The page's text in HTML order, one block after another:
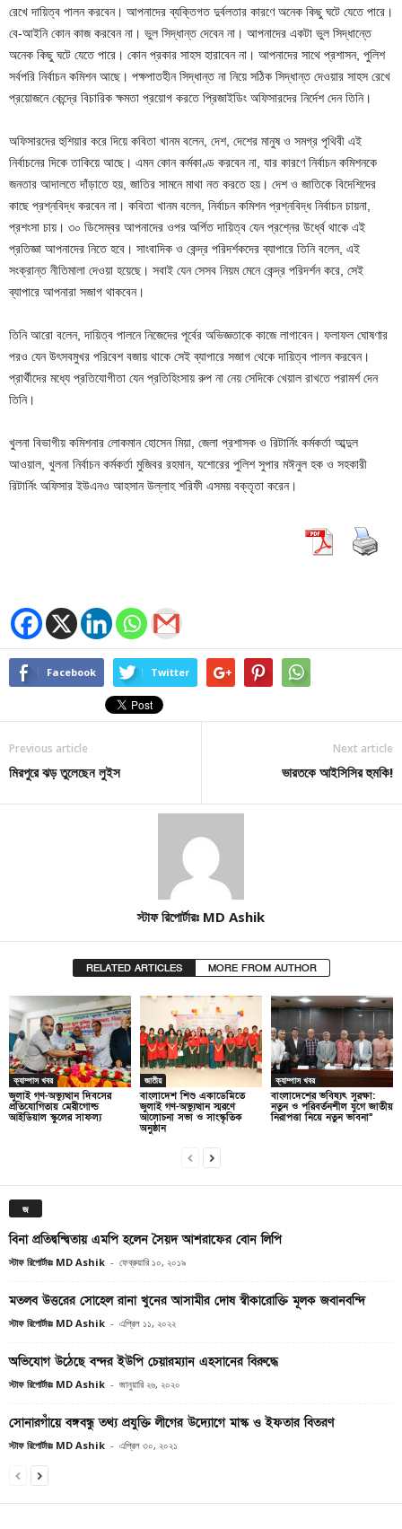
রেখে দায়িত্ব পালন করবেন। আপনাদের ব্যক্তিগত দুর্বলতার কারণে অনেক কিছু ঘটে যেতে পারে।
বে-আইনি কোন কাজ করবেন না। ভুল সিদ্ধান্ত দেবেন না। আপনাদের একটা ভুল সিদ্ধান্তে
অনেক কিছু ঘটে যেতে পারে। কোন প্রকার সাহস হারাবেন না। আপনাদের সাথে প্রশাসন, পুলিশ
সর্বপরি নির্বাচন কমিশন আছে। পক্ষপাতহীন সিদ্ধান্ত না নিয়ে সঠিক সিদ্ধান্ত দেওয়ার সাহস রেখে
প্রয়োজনে কেন্দ্রে বিচারিক ক্ষমতা প্রয়োগ করতে প্রিজাইডিং অফিসারদের নির্দেশ দেন তিনি।
অফিসারদের হুশিয়ার করে দিয়ে কবিতা খানম বলেন, দেশ, দেশের মানুষ ও সমগ্র পৃথিবী এই
নির্বাচনের দিকে তাকিয়ে আছে। এমন কোন কর্মকাণ্ড করবেন না, যার কারণে নির্বাচন কমিশনকে
জনতার আদালতে দাঁড়াতে হয়, জাতির সামনে মাথা নত করতে হয়। দেশ ও জাতিকে বিদেশিদের
কাছে প্রশ্নবিদ্ধ করবেন না। কবিতা খানম বলেন, নির্বাচন কমিশন প্রশ্নবিদ্ধ নির্বাচন চায়না,
প্রশংসা চায়। ৩০ ডিসেম্বর আপনাদের ওপর অর্পিত দায়িত্ব যেন প্রশ্নের উর্ধ্বে থাকে এই
প্রতিজ্ঞা আপনাদের নিতে হবে। সাংবাদিক ও কেন্দ্র পরিদর্শকদের ব্যাপারে তিনি বলেন, এই
সংক্রান্ত নীতিমালা দেওয়া হয়েছে। সবাই যেন সেসব নিয়ম মেনে কেন্দ্র পরিদর্শন করে, সেই
ব্যাপারে আপনারা সজাগ থাকবেন।
তিনি আরো বলেন, দায়িত্ব পালনে নিজেদের পূর্বের অভিজ্ঞতাকে কাজে লাগাবেন। ফলাফল ঘোষণার
পরও যেন উৎসবমুখর পরিবেশ বজায় থাকে সেই ব্যাপারে সজাগ থেকে দায়িত্ব পালন করবেন।
প্রার্থীদের মধ্যে প্রতিযোগীতা যেন প্রতিহিংসায় রুপ না নেয় সেদিকে খেয়াল রাখতে পরামর্শ দেন
তিনি।
খুলনা বিভাগীয় কমিশনার লোকমান হোসেন মিয়া, জেলা প্রশাসক ও রিটার্নিং কর্মকর্তা আব্দুল
আওয়াল, খুলনা নির্বাচন কর্মকর্তা মুজিবর রহমান, যশোরের পুলিশ সুপার মঈনুল হক ও সহকারী
রিটার্নিং অফিসার ইউএনও আহসান উল্লাহ শরিফী এসময় বক্তৃতা করেন।
Facebook Twitter
Previous article
মিরপুরে ঝড় তুলেছেন লুইস
Next article
ভারতকে আইসিসির হুমকি!
স্টাফ রিপোর্টারঃ MD Ashik
RELATED ARTICLES MORE FROM AUTHOR
ক্যাম্পাস খবর
জুলাই গণ-অভ্যুত্থান দিবসের
প্রতিযোগিতায় মেরীগোল্ড
আইডিয়াল স্কুলের সাফল্য
জাতীয়
বাংলাদেশ শিশু একাডেমিতে
জুলাই গণ-অভ্যুত্থান স্মরণে
আলোচনা সভা ও সাংস্কৃতিক
অনুষ্ঠান
ক্যাম্পাস খবর
বাংলাদেশের ভবিষ্যৎ সুরক্ষা:
নতুন ও পরিবর্তনশীল যুগে জাতীয়
নিরাপত্তা নিয়ে নতুন ভাবনা”
জ
বিনা প্রতিদ্বন্দ্বিতায় এমপি হলেন সৈয়দ আশরাফের বোন লিপি
স্টাফ রিপোর্টারঃ MD Ashik - ফেব্রুয়ারি ১০, ২০১৯
মতলব উত্তরের সোহেল রানা খুনের আসামীর দোষ স্বীকারোক্তি মূলক জবানবন্দি
স্টাফ রিপোর্টারঃ MD Ashik - এপ্রিল ১১, ২০২২
অভিযোগ উঠেছে বন্দর ইউপি চেয়ারম্যান এহসানের বিরুদ্ধে
স্টাফ রিপোর্টারঃ MD Ashik - জানুয়ারি ২৬, ২০২০
সোনারগাঁয়ে বঙ্গবন্ধু তথ্য প্রযুক্তি লীগের উদ্যোগে মাস্ক ও ইফতার বিতরণ
স্টাফ রিপোর্টারঃ MD Ashik - এপ্রিল ৩০, ২০২১